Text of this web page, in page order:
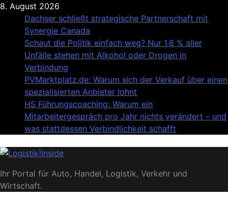
Skip
content
8. August 2026
Dachser schließt strategische Partnerschaft mit
Synergie Canada
Schaut die Politik einfach weg? Nur 1,6 % aller
Unfälle stehen mit Alkohol oder Drogen in
Verbindung
PVMarktplatz.de: Warum sich der Verkauf über einen
spezialisierten Anbieter lohnt
HS Führungscoaching: Warum ein
Mitarbeitergespräch pro Jahr nichts verändert – und
was stattdessen Verbindlichkeit schafft
Logistik|Inside
Ihr Portal für Auto, Handel, Logistik, Verkehr und
Wirtschaft.